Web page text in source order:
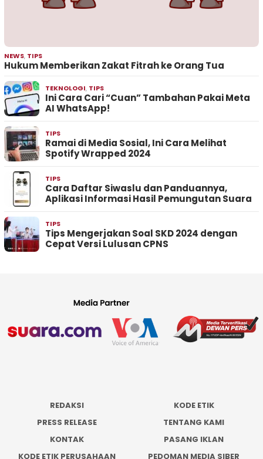
NEWS, TIPS
Hukum Memberikan Zakat Fitrah ke Orang Tua
TEKNOLOGI, TIPS
Ini Cara Cari “Cuan” Tambahan Pakai Meta
AI WhatsApp!
TIPS
Ramai di Media Sosial, Ini Cara Melihat
Spotify Wrapped 2024
TIPS
Cara Daftar Siwaslu dan Panduannya,
Aplikasi Informasi Hasil Pemungutan Suara
TIPS
Tips Mengerjakan Soal SKD 2024 dengan
Cepat Versi Lulusan CPNS
REDAKSI
KODE ETIK
PRESS RELEASE
TENTANG KAMI
KONTAK
PASANG IKLAN
KODE ETIK PERUSAHAAN
PEDOMAN MEDIA SIBER